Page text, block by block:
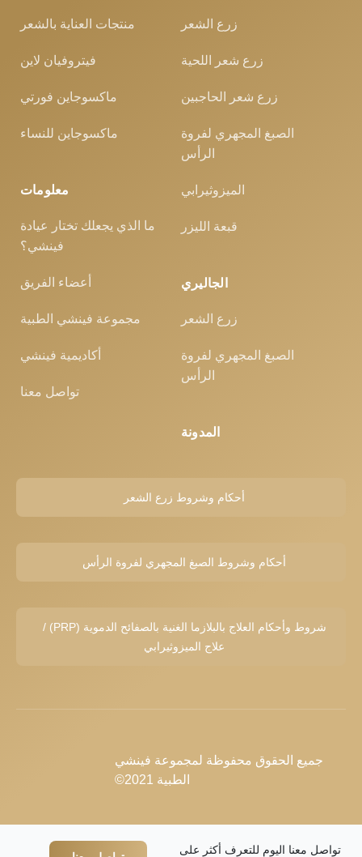
زرع الشعر
زرع شعر اللحية
زرع شعر الحاجبين
الصبغ المجهري لفروة
الرأس
الميزوثيرابي
قبعة الليزر
الجاليري
زرع الشعر
الصبغ المجهري لفروة
الرأس
المدونة
منتجات العناية بالشعر
فيتروفيان لاين
ماكسوجاين فورتي
ماكسوجاين للنساء
معلومات
ما الذي يجعلك تختار عيادة
فينشي؟
أعضاء الفريق
مجموعة فينشي الطبية
أكاديمية فينشي
تواصل معنا
أحكام وشروط زرع الشعر
أحكام وشروط الصبغ المجهري لفروة الرأس
شروط وأحكام العلاج بالبلازما الغنية بالصفائح الدموية (PRP) /
علاج الميزوثيرابي
جميع الحقوق محفوظة لمجموعة فينشي
الطبية 2021©
تواصل معنا اليوم للتعرف أكثر على